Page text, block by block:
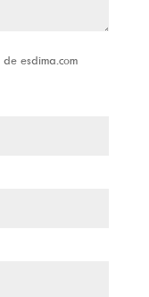
de esdima.com